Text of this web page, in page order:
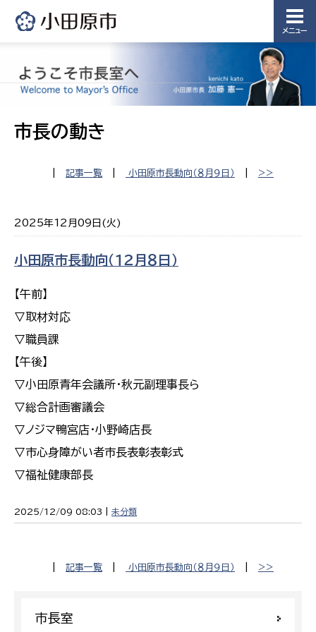
メニュー
市長の動き
記事一覧 小田原市長動向（８月９日） >>
2025年12月09日(火)
小田原市長動向（１２月８日）
【午前】
▽取材対応
▽職員課
【午後】
▽小田原青年会議所・秋元副理事長ら
▽総合計画審議会
▽ノジマ鴨宮店・小野崎店長
▽市心身障がい者市長表彰表彰式
▽福祉健康部長
2025/12/09 08:03 | 未分類
記事一覧 小田原市長動向（８月９日） >>
市長室